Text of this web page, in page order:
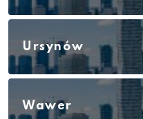
Ursynów
Wawer